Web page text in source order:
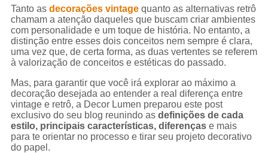
Tanto as decorações vintage quanto as alternativas retrô
chamam a atenção daqueles que buscam criar ambientes
com personalidade e um toque de história. No entanto, a
distinção entre esses dois conceitos nem sempre é clara,
uma vez que, de certa forma, as duas vertentes se referem
à valorização de conceitos e estéticas do passado.
Mas, para garantir que você irá explorar ao máximo a
decoração desejada ao entender a real diferença entre
vintage e retrô, a Decor Lumen preparou este post
exclusivo do seu blog reunindo as definições de cada
estilo, principais características, diferenças e mais
para te orientar no processo e tirar seu projeto decorativo
do papel.